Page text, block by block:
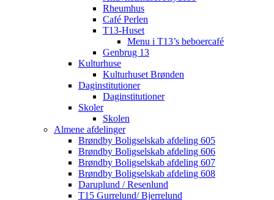
Rheumhus
Café Perlen
T13-Huset
Menu i T13’s beboercafé
Genbrug 13
Kulturhuse
Kulturhuset Brønden
Daginstitutioner
Daginstitutioner
Skoler
Skolen
Almene afdelinger
Brøndby Boligselskab afdeling 605
Brøndby Boligselskab afdeling 606
Brøndby Boligselskab afdeling 607
Brøndby Boligselskab afdeling 608
Daruplund / Resenlund
T15 Gurrelund/ Bjerrelund